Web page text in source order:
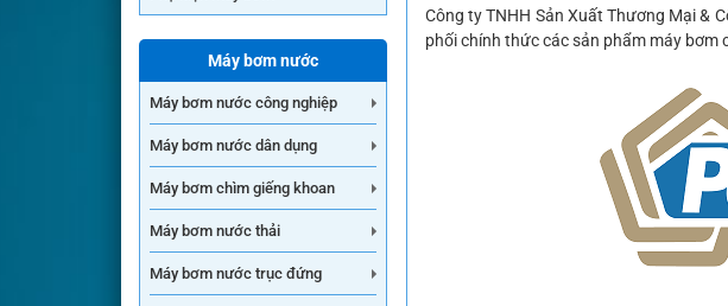
Máy bơm nước
Máy bơm nước công nghiệp
Máy bơm nước dân dụng
Máy bơm chìm giếng khoan
Máy bơm nước thải
Máy bơm nước trục đứng
Công ty TNHH Sản Xuất Thương Mại &
phối chính thức các sản phẩm máy